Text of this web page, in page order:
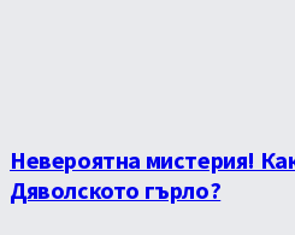
Невероятна мистерия!
Дяволското гърло?